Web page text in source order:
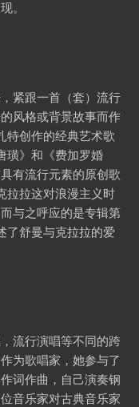
。
紧跟一首（套）流行
风格或背景故事而作
特创作的经典艺术歌
璜》和《费加罗婚
有流行元素的原创歌
拉拉这对浪漫主义时
与之呼应的是专辑第
了舒曼与克拉拉的爱
流行演唱等不同的跨
为歌唱家，她参与了
词作曲，自己演奏钢
音乐家对古典音乐家